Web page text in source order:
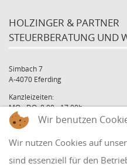
HOLZINGER & PARTNER
STEUERBERATUNG UND
Simbach 7
A-4070 Eferding
Kanzleizeiten:
MO - DO: 8:00 - 17:00h
FR: 8:00 - 12:00h
Tel: +43 7272 39 79 - 0
Fax: +43 7272 39 79 - 9
Wir benutzen
Wir nutzen Cookies auf
sind essenziell für den